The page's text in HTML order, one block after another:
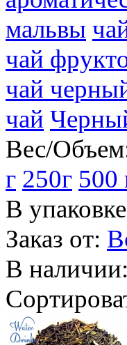
мальвы
чай
чай
чай
Вес/
г 250г 500
В
Заказ от:
В наличии: